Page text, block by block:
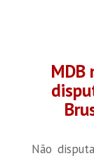
MDB
Não